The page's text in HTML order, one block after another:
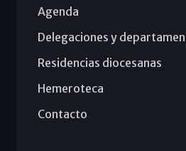
Agenda
Delegaciones y
Residencias diocesanas
Hemeroteca
Contacto